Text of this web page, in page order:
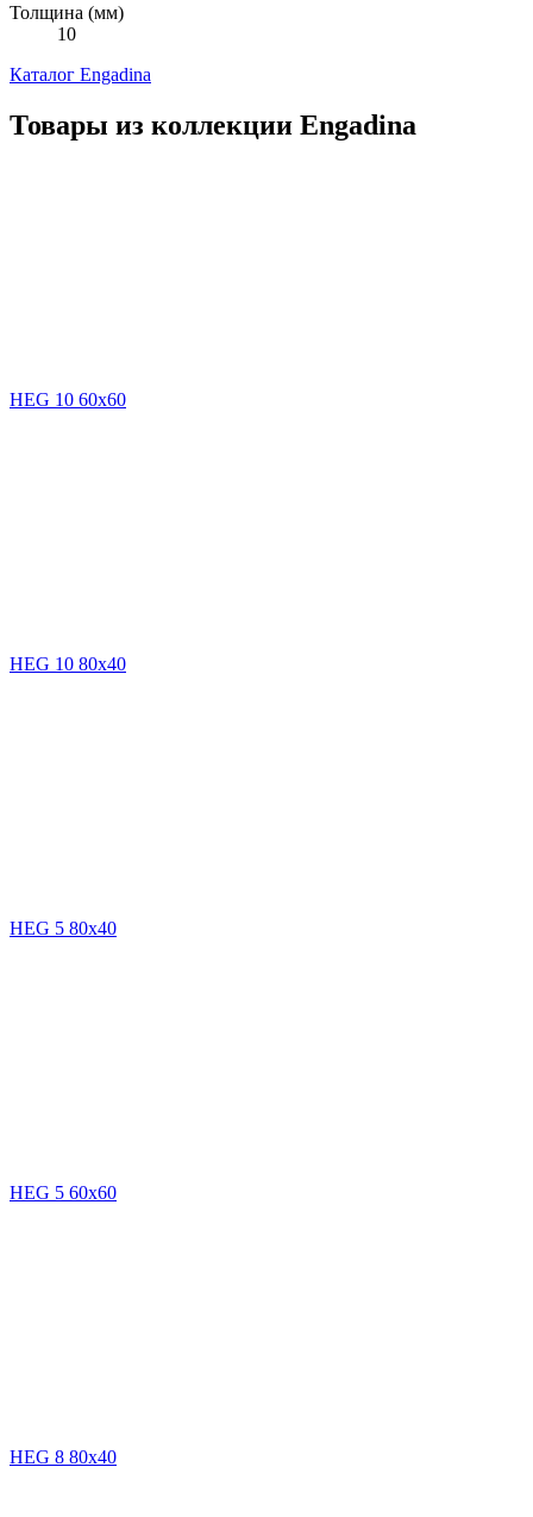
Толщина (мм)
10
Каталог Engadina
Товары из коллекции Engadina
HEG 10 60x60
HEG 10 80x40
HEG 5 80x40
HEG 5 60x60
HEG 8 80x40